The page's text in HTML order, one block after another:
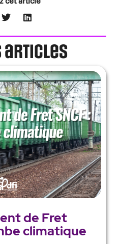
articles
de Fret
climatique